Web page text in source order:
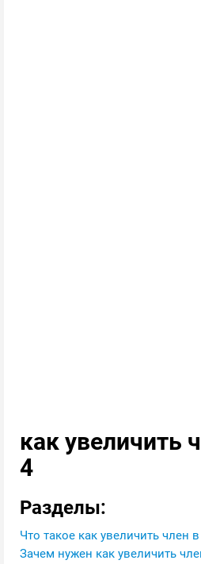
как увеличить
4
Разделы:
Что такое как увеличить член
Зачем нужен как увеличить